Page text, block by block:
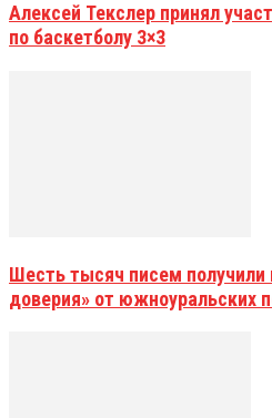
Алексей Текслер принял
по баскетболу 3×3
Шесть тысяч писем получили
доверия» от южноуральских